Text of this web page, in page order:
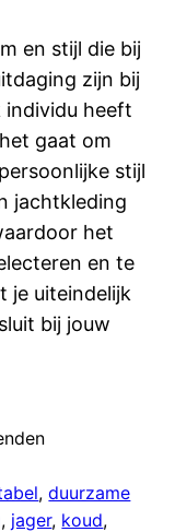
en stijl die bij
zijn bij
individu heeft
gaat om
stijl
jachtkleding
het
en te
je uiteindelijk
bij jouw
, duurzame
, jager, koud